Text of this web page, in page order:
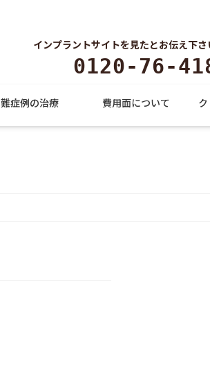
インプラントサイトを見たとお伝え下さ
0120-76-
難症例の治療 費用面について